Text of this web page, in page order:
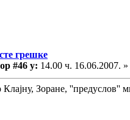
грешке
#46 у: 14.00 ч. 16.06.2007. »
Зоране, ''предуслов''